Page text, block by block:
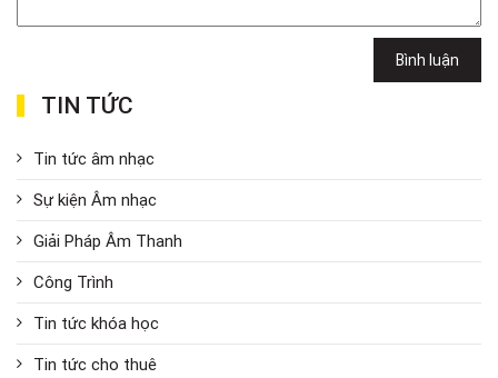
Bình luận
TIN TỨC
Tin tức âm nhạc
Sự kiện Âm nhạc
Giải Pháp Âm Thanh
Công Trình
Tin tức khóa học
Tin tức cho thuê